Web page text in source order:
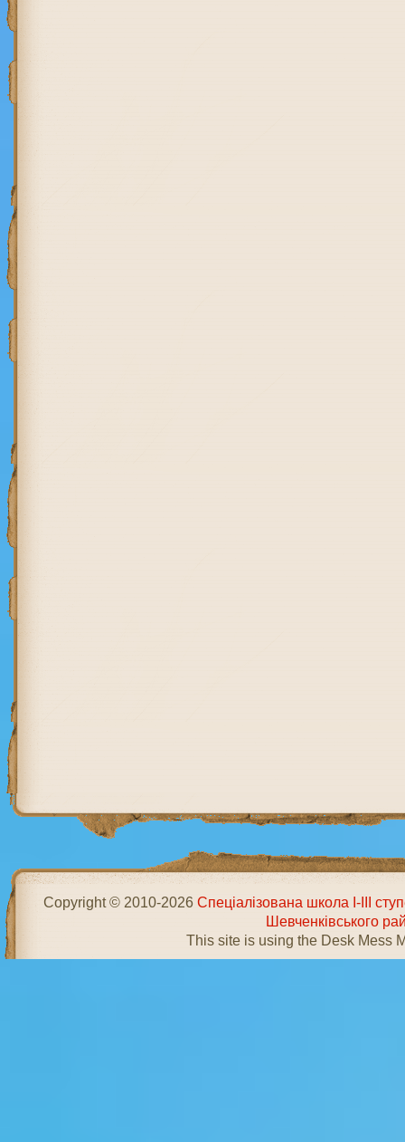
Copyright © 2010-2026Спеціалізована школа І-ІІІ
Шевченківського
This site is using the Desk Mess